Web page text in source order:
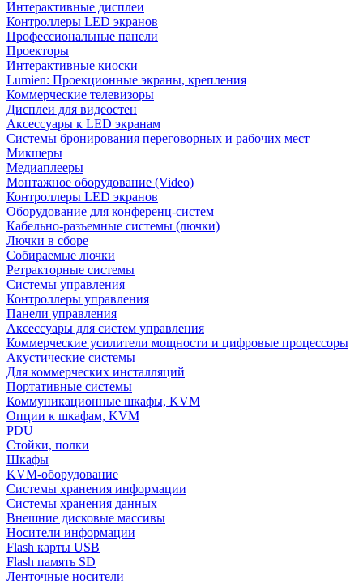
Интерактивные дисплеи
Контроллеры LED экранов
Профессиональные панели
Проекторы
Интерактивные киоски
Lumien: Проекционные экраны, крепления
Коммерческие телевизоры
Дисплеи для видеостен
Аксессуары к LED экранам
Системы бронирования переговорных и рабочих мест
Микшеры
Медиаплееры
Монтажное оборудование (Video)
Контроллеры LED экранов
Оборудование для конференц-систем
Кабельно-разъемные системы (лючки)
Лючки в сборе
Собираемые лючки
Ретракторные системы
Системы управления
Контроллеры управления
Панели управления
Аксессуары для систем управления
Коммерческие усилители мощности и цифровые процессоры
Акустические системы
Для коммерческих инсталляций
Портативные системы
Коммуникационные шкафы, KVM
Опции к шкафам, KVM
PDU
Стойки, полки
Шкафы
KVM-оборудование
Системы хранения информации
Системы хранения данных
Внешние дисковые массивы
Носители информации
Flash карты USB
Flash память SD
Ленточные носители